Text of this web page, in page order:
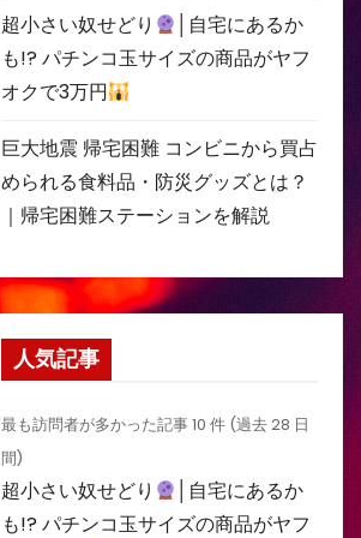
超小さい奴せどり
│自宅にあるか
も!? パチンコ玉サイズの商品がヤフ
オクで3万円
巨大地震 帰宅困難 コンビニから買占
められる食料品・防災グッズとは？
｜帰宅困難ステーションを解説
人気記事
最も訪問者が多かった記事 10 件 (過去 28 日
間)
超小さい奴せどり
│自宅にあるか
も!? パチンコ玉サイズの商品がヤフ